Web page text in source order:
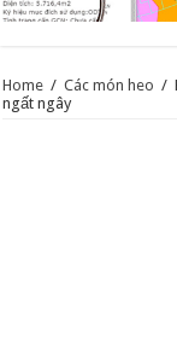
Home / Các món heo /
ngất ngây